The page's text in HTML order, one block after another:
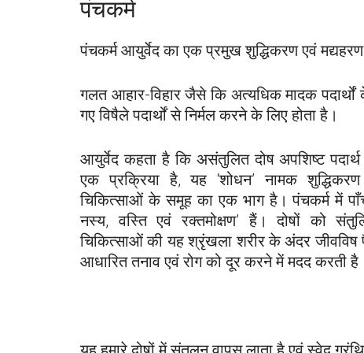
पंचकर्म आयुर्वेद का एक प्रमुख शुद्धिकरण एवं
गलत आहार-विहार जैसे कि अत्यधिक मादक पदार्थों
गए विषैले पदार्थों से निर्मल करने के लिए होता है।
आयुर्वेद कहता है कि असंतुलित दोष अपशिष्ट
एक प्रक्रिया है, यह ‘शोधन’ नामक
चिकित्साओं के समूह का एक भाग है। पंचकर्म में पाँच
नस्य, वस्ति एवं रक्तमोक्षण’ हैं। दोषों को
चिकित्साओं की यह श्रृंखला शरीर के अंदर
आधारित तनाव एवं रोग को दूर करने में मदद करती है